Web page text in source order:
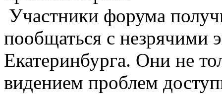
Участники форума
пообщаться с незрячими
Екатеринбурга. Они не
видением проблем